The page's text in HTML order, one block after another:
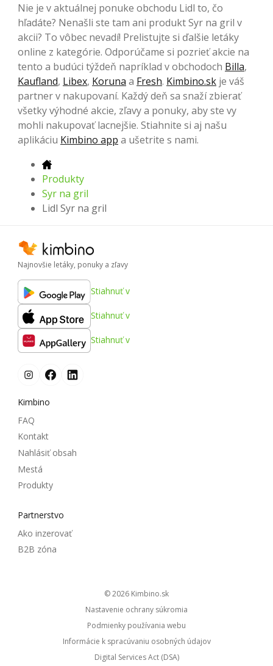
Nie je v aktuálnej ponuke obchodu Lidl to, čo
hľadáte? Nenašli ste tam ani produkt Syr na gril v
akcii? To vôbec nevadí! Prelistujte si ďalšie letáky
online z kategórie. Odporúčame si pozrieť akcie na
tento a budúci týždeň napríklad v obchodoch Billa,
Kaufland, Libex, Koruna a Fresh. Kimbino.sk je váš
partner v nakupovaní. Každý deň sa snaží zbierať
všetky výhodné akcie, zľavy a ponuky, aby ste vy
mohli nakupovať lacnejšie. Stiahnite si aj našu
aplikáciu Kimbino app a ušetrite s nami.
Produkty
Syr na gril
Lidl Syr na gril
Najnovšie letáky, ponuky a zľavy
Stiahnuť v
Stiahnuť v
Stiahnuť v
Kimbino
FAQ
Kontakt
Nahlásiť obsah
Mestá
Produkty
Partnerstvo
Ako inzerovať
B2B zóna
© 2026
kimbino.sk
Nastavenie ochrany súkromia
Podmienky používania webu
Informácie k spracúvaniu osobných údajov
Digital Services Act (DSA)